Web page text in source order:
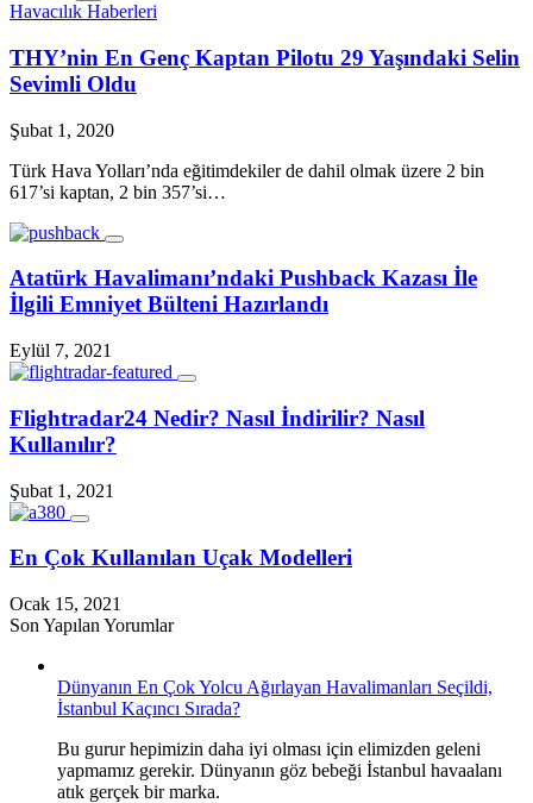
Havacılık Haberleri
THY’nin En Genç Kaptan Pilotu 29 Yaşındaki Selin
Sevimli Oldu
Şubat 1, 2020
Türk Hava Yolları’nda eğitimdekiler de dahil olmak üzere 2 bin
617’si kaptan, 2 bin 357’si…
Atatürk Havalimanı’ndaki Pushback Kazası İle
İlgili Emniyet Bülteni Hazırlandı
Eylül 7, 2021
Flightradar24 Nedir? Nasıl İndirilir? Nasıl
Kullanılır?
Şubat 1, 2021
En Çok Kullanılan Uçak Modelleri
Ocak 15, 2021
Son Yapılan Yorumlar
Dünyanın En Çok Yolcu Ağırlayan Havalimanları Seçildi,
İstanbul Kaçıncı Sırada?
Bu gurur hepimizin daha iyi olması için elimizden geleni
yapmamız gerekir. Dünyanın göz bebeği İstanbul havaalanı
atık gerçek bir marka.